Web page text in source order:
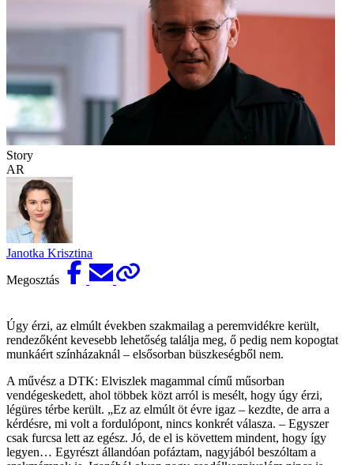
Story
AR
Janotka Krisztina
Megosztás
Úgy érzi, az elmúlt években szakmailag a peremvidékre került,
rendezőként kevesebb lehetőség találja meg, ő pedig nem kopogtat
munkáért színházaknál – elsősorban büszkeségből nem.
A művész a DTK: Elviszlek magammal című műsorban
vendégeskedett, ahol többek közt arról is mesélt, hogy úgy érzi,
légüres térbe került. „Ez az elmúlt öt évre igaz – kezdte, de arra a
kérdésre, mi volt a fordulópont, nincs konkrét válasza. – Egyszer
csak furcsa lett az egész. Jó, de el is követtem mindent, hogy így
legyen… Egyrészt állandóan pofáztam, nagyjából beszóltam a